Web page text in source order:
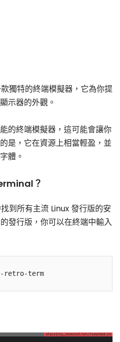
獨特的終端模擬器，它為你提
示器的外觀。
的終端模擬器，這可能會讓你
是，它在資源上相當輕盈，並
體。
？
到所有主流 Linux 發行版的安
發行版，你可以在終端中輸入